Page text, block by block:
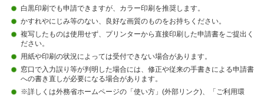
白黒印刷でも申請できますが、カラー印刷を推奨します。
かすれやにじみ等のない、良好な画質のものをお持ちください。
複写したものは使用せず、プリンターから直接印刷した申請書をご提出く
ださい。
用紙や印刷の状況によっては受付できない場合があります。
窓口で入力誤り等が判明した場合には、修正や従来の手書きによる申請書
への書き直しが必要になる場合があります。
※詳しくは外務省ホームページの「使い方」(外部リンク)、「ご利用環